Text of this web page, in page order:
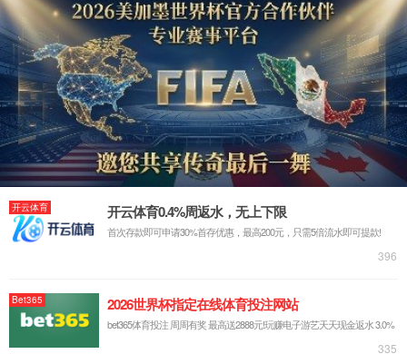
影像中心
Video center
产品展示